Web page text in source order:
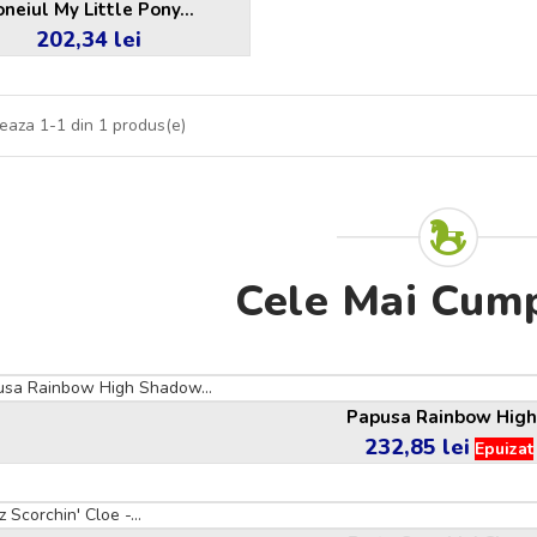
My Little Pony...
Pret
202,34 lei
1-1 din 1 produs(e)
Cele Mai
Papusa Rainbow
Pret
232,85 lei Epuizat